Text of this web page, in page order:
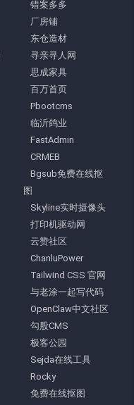
错案多多
厂房铺
东仓造材
寻亲寻人网
思成家具
百万首页
Pbootcms
临沂鸽业
FastAdmin
CRMEB
Bgsub免费在线抠
图
Skyline实时摄像头
打印机驱动网
云赞社区
ChanluPower
Tailwind CSS 官网
与老涂一起写代码
OpenClaw中文社区
勾股CMS
极客公园
Sejda在线工具
Rocky
免费在线抠图